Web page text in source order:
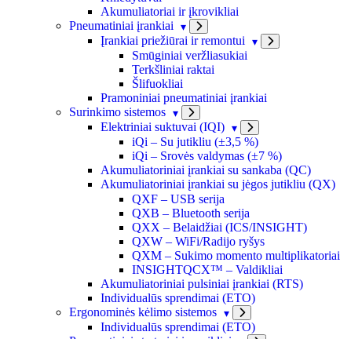
Akumuliatoriai ir įkrovikliai
Pneumatiniai įrankiai
Įrankiai priežiūrai ir remontui
Smūginiai veržliasukiai
Terkšliniai raktai
Šlifuokliai
Pramoniniai pneumatiniai įrankiai
Surinkimo sistemos
Elektriniai suktuvai (IQI)
iQi – Su jutikliu (±3,5 %)
iQi – Srovės valdymas (±7 %)
Akumuliatoriniai įrankiai su sankaba (QC)
Akumuliatoriniai įrankiai su jėgos jutikliu (QX)
QXF – USB serija
QXB – Bluetooth serija
QXX – Belaidžiai (ICS/INSIGHT)
QXW – WiFi/Radijo ryšys
QXM – Sukimo momento multiplikatoriai
INSIGHTQCX™ – Valdikliai
Akumuliatoriniai pulsiniai įrankiai (RTS)
Individualūs sprendimai (ETO)
Ergonominės kėlimo sistemos
Individualūs sprendimai (ETO)